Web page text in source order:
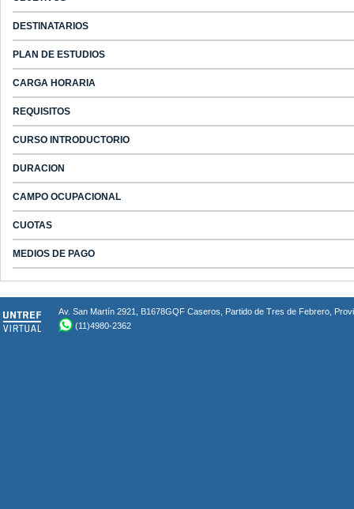
DESTINATARIOS
PLAN DE ESTUDIOS
CARGA HORARIA
REQUISITOS
CURSO INTRODUCTORIO
DURACION
CAMPO OCUPACIONAL
CUOTAS
MEDIOS DE PAGO
Av. San Martín 2921, B1678GQF Caseros, Partido de Tres de Febrero,
(11)4980-2362